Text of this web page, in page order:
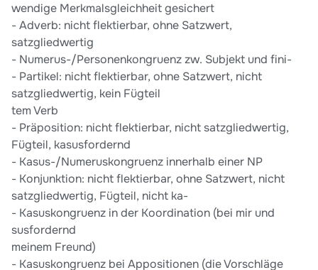
wendige Merkmalsgleichheit gesichert
- Adverb: nicht flektierbar, ohne Satzwert,
satzgliedwertig
- Numerus-/Personenkongruenz zw. Subjekt und fini-
- Partikel: nicht flektierbar, ohne Satzwert, nicht
satzgliedwertig, kein Fügteil
tem Verb
- Präposition: nicht flektierbar, nicht satzgliedwertig,
Fügteil, kasusfordernd
- Kasus-/Numeruskongruenz innerhalb einer NP
- Konjunktion: nicht flektierbar, ohne Satzwert, nicht
satzgliedwertig, Fügteil, nicht ka-
- Kasuskongruenz in der Koordination (bei mir und
susfordernd
meinem Freund)
- Kasuskongruenz bei Appositionen (die Vorschläge